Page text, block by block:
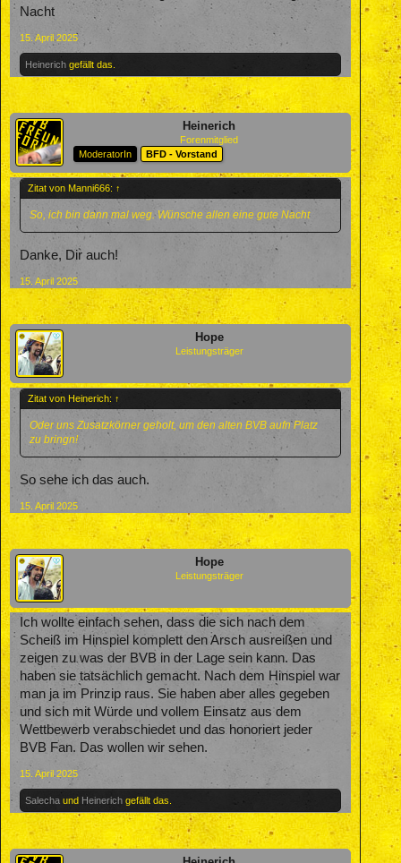
Nacht
15. April 2025
Heinerich gefällt das.
Heinerich
Forenmitglied
ModeratorIn
BFD - Vorstand
Zitat von Manni666: ↑
So, ich bin dann mal weg. Wünsche allen eine gute Nacht
Danke, Dir auch!
15. April 2025
Hope
Leistungsträger
Zitat von Heinerich: ↑
Oder uns Zusatzkörner geholt, um den alten BVB aufn Platz
zu bringn!
So sehe ich das auch.
15. April 2025
Hope
Leistungsträger
Ich wollte einfach sehen, dass die sich nach dem
Scheiß im Hinspiel komplett den Arsch ausreißen und
zeigen zu was der BVB in der Lage sein kann. Das
haben sie tatsächlich gemacht. Nach dem Hinspiel war
man ja im Prinzip raus. Sie haben aber alles gegeben
und sich mit Würde und vollem Einsatz aus dem
Wettbewerb verabschiedet und das honoriert jeder
BVB Fan. Das wollen wir sehen.
15. April 2025
Salecha und Heinerich gefällt das.